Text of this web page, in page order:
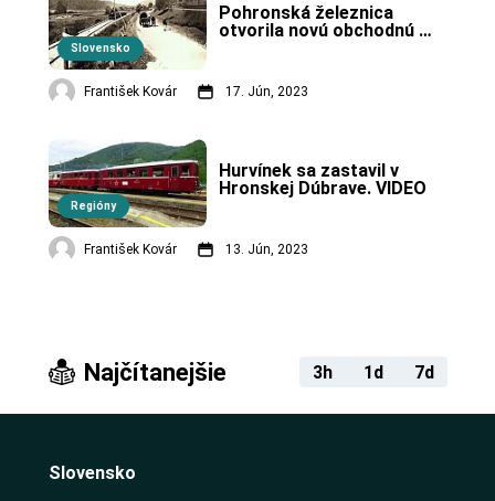
Slovensko
Pohronská železnica
otvorila novú obchodnú
František Kovár 17. Jún, 2023
Regióny
Hurvínek sa zastavil v
Hronskej Dúbrave. VIDEO
František Kovár 13. Jún, 2023
Najčítanejšie 3h 1d 7d
Slovensko